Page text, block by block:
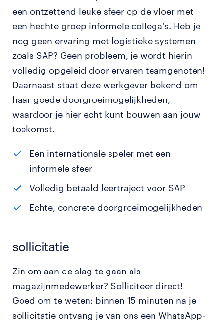
een ontzettend leuke sfeer op de vloer met
een hechte groep informele collega's. Heb je
nog geen ervaring met logistieke systemen
zoals SAP? Geen probleem, je wordt hierin
volledig opgeleid door ervaren teamgenoten!
Daarnaast staat deze werkgever bekend om
haar goede doorgroeimogelijkheden,
waardoor je hier echt kunt bouwen aan jouw
toekomst.
Een internationale speler met een
informele sfeer
Volledig betaald leertraject voor SAP
Echte, concrete doorgroeimogelijkheden
sollicitatie
Zin om aan de slag te gaan als
magazijnmedewerker? Solliciteer direct!
Goed om te weten: binnen 15 minuten na je
sollicitatie ontvang je van ons een WhatsApp-